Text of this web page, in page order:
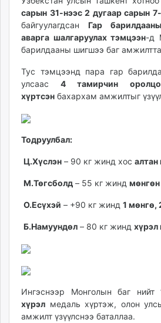
ikon.mn
mnb.mn
Livetv.mn
Eguur.mn
24tsag.mn
shuud.mn
eagle.mn
ergelt.mn
zarig.mn
today.mn
zuv.mn
ugluu.mn
urlag.mn
asu.mn
shudarga.mn
unuudur.mn
isee.mn
mglradio.com
fact.mn
сарын 31-нээс 2 дугаар сарын
байгуулагдсан Гар
аварга шалгаруулах тэмцээн-д
барилдааны шигшээ баг
Тус тэмцээнд пара гар
улсаас 4 тамирчин
хүртсэн бахархам амжилтыг
Тодруулбал:
Ц.Хүслэн – 90 кг жинд хос алтан
М.Төгсболд – 55 кг жинд
О.Есүхэй – +90 кг жинд 1 мөнгө,
Б.Намуундөл – 80 кг жинд хүрэл
Ингэснээр Монголын баг нийт
хүрэл медаль хүртэж, олон
амжилт үзүүлснээ баталлаа.